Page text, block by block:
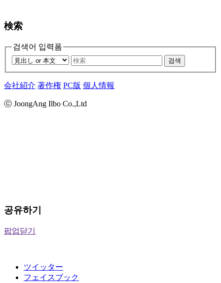
検索
검색어 입력폼
검색
会社紹介 著作権 PC版 個人情報
ⓒ JoongAng Ilbo Co.,Ltd
공유하기
팝업닫기
ツイッター
フェイスブック